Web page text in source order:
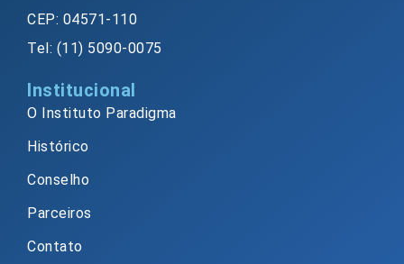
CEP: 04571-110
Tel: (11) 5090-0075
Institucional
O Instituto Paradigma
Histórico
Conselho
Parceiros
Contato